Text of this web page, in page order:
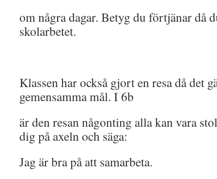
om några dagar. Betyg du förtjänar då
skolarbetet.
Klassen har också gjort en resa då det
gemensamma mål. I 6b
är den resan någonting alla kan vara
dig på axeln och säga:
Jag är bra på att samarbeta.